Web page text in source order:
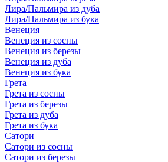
Лира/Пальмира из дуба
Лира/Пальмира из бука
Венеция
Венеция из сосны
Венеция из березы
Венеция из дуба
Венеция из бука
Грета
Грета из сосны
Грета из березы
Грета из дуба
Грета из бука
Сатори
Сатори из сосны
Сатори из березы